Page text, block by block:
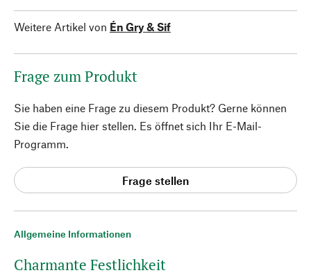
Allgemeine Informationen
Charmante Festlichkeit
Weitere Artikel von Én Gry & Sif
Frage zum Produkt
Sie haben eine Frage zu diesem Produkt? Gerne können
Sie die Frage hier stellen. Es öffnet sich Ihr E-Mail-
Programm.
Frage stellen